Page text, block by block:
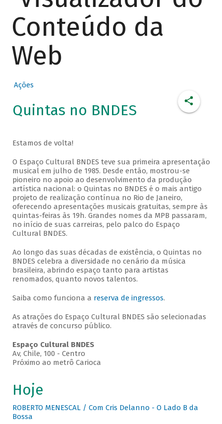
Conteúdo da
Web
Ações
Quintas no BNDES
Estamos de volta!
O Espaço Cultural BNDES teve sua primeira apresentação
musical em julho de 1985. Desde então, mostrou-se
pioneiro no apoio ao desenvolvimento da produção
artística nacional: o Quintas no BNDES é o mais antigo
projeto de realização contínua no Rio de Janeiro,
oferecendo apresentações musicais gratuitas, sempre às
quintas-feiras às 19h. Grandes nomes da MPB passaram,
no início de suas carreiras, pelo palco do Espaço
Cultural BNDES.
Ao longo das suas décadas de existência, o Quintas no
BNDES celebra a diversidade no cenário da música
brasileira, abrindo espaço tanto para artistas
renomados, quanto novos talentos.
Saiba como funciona a reserva de ingressos.
As atrações do Espaço Cultural BNDES são selecionadas
através de concurso público.
Espaço Cultural BNDES
Av, Chile, 100 - Centro
Próximo ao metrô Carioca
Hoje
ROBERTO MENESCAL / Com Cris Delanno - O Lado B da
Bossa